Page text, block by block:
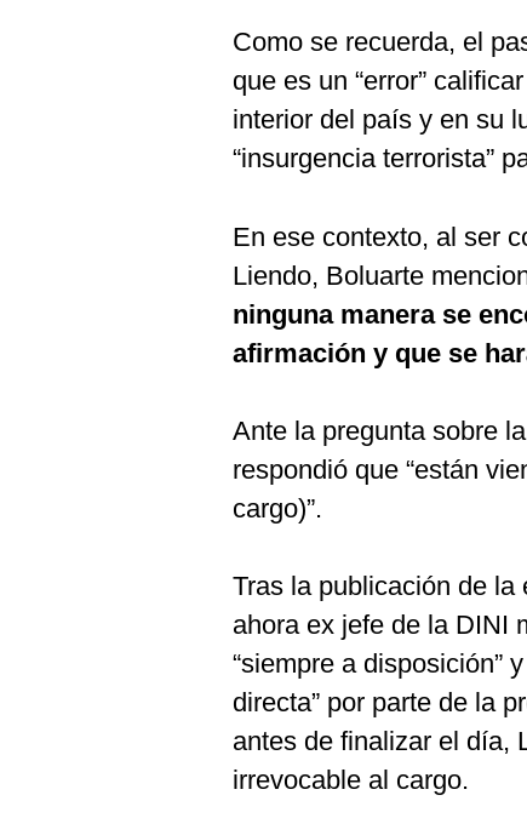
Como se recuerda, el
que es un “error”
interior del país y en su
“insurgencia terrorista”
En ese contexto, al ser
Liendo, Boluarte
ninguna manera se
afirmación y que se
Ante la pregunta sobre
respondió que “están
cargo)”.
Tras la publicación de la
ahora ex jefe de la DINI
“siempre a disposición”
directa” por parte de la
antes de finalizar el día,
irrevocable al cargo.